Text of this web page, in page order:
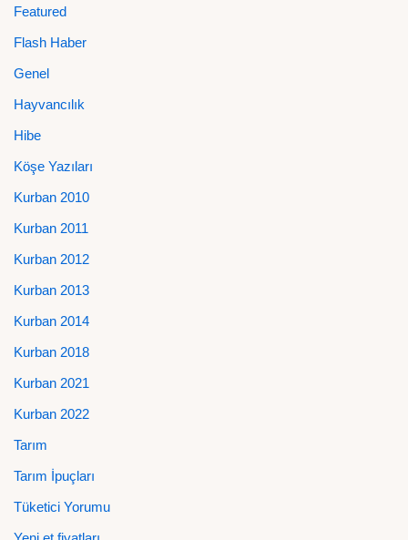
Featured
Flash Haber
Genel
Hayvancılık
Hibe
Köşe Yazıları
Kurban 2010
Kurban 2011
Kurban 2012
Kurban 2013
Kurban 2014
Kurban 2018
Kurban 2021
Kurban 2022
Tarım
Tarım İpuçları
Tüketici Yorumu